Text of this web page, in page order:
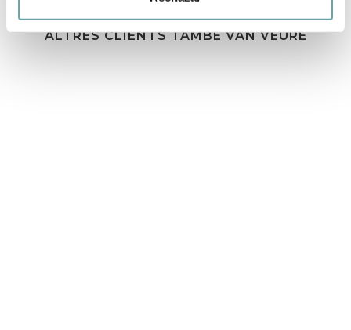
ALTRES CLIENTS TAMBÉ VAN VEURE